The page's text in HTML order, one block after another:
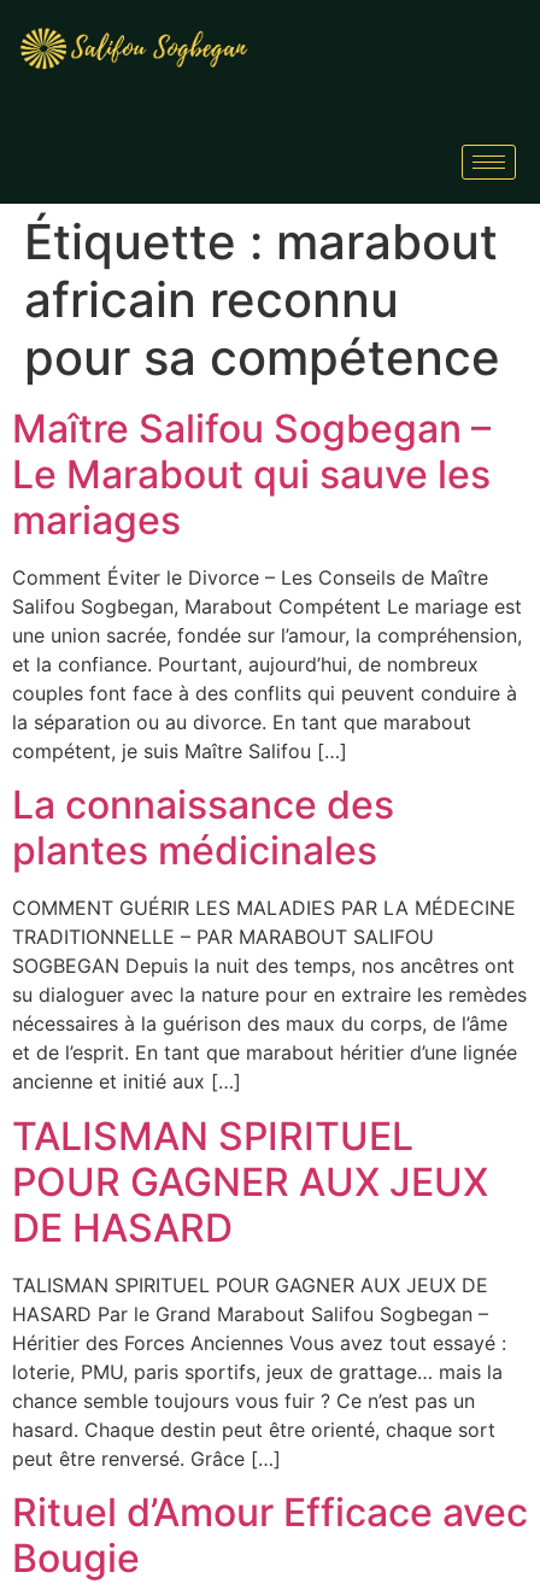
Étiquette : marabout
africain reconnu
pour sa compétence
Maître Salifou Sogbegan –
Le Marabout qui sauve les
mariages
Comment Éviter le Divorce – Les Conseils de Maître
Salifou Sogbegan, Marabout Compétent Le mariage est
une union sacrée, fondée sur l’amour, la compréhension,
et la confiance. Pourtant, aujourd’hui, de nombreux
couples font face à des conflits qui peuvent conduire à
la séparation ou au divorce. En tant que marabout
compétent, je suis Maître Salifou […]
La connaissance des
plantes médicinales
COMMENT GUÉRIR LES MALADIES PAR LA MÉDECINE
TRADITIONNELLE – PAR MARABOUT SALIFOU
SOGBEGAN Depuis la nuit des temps, nos ancêtres ont
su dialoguer avec la nature pour en extraire les remèdes
nécessaires à la guérison des maux du corps, de l’âme
et de l’esprit. En tant que marabout héritier d’une lignée
ancienne et initié aux […]
TALISMAN SPIRITUEL
POUR GAGNER AUX JEUX
DE HASARD
TALISMAN SPIRITUEL POUR GAGNER AUX JEUX DE
HASARD Par le Grand Marabout Salifou Sogbegan –
Héritier des Forces Anciennes Vous avez tout essayé :
loterie, PMU, paris sportifs, jeux de grattage… mais la
chance semble toujours vous fuir ? Ce n’est pas un
hasard. Chaque destin peut être orienté, chaque sort
peut être renversé. Grâce […]
Rituel d’Amour Efficace avec
Bougie